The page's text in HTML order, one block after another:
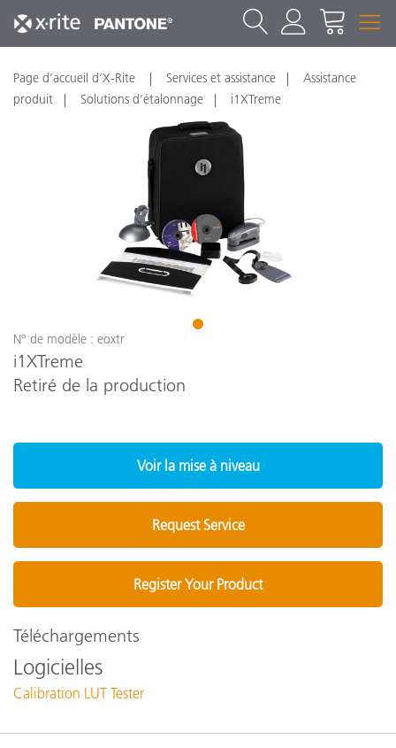
Page d’accueil d’X-Rite Services et assistance
Assistance
produit
Solutions d’étalonnage i1XTreme
1
N° de modèle : eoxtr
i1XTreme
Retiré de la production
Voir la mise à niveau
Request Service
Register Your Product
Téléchargements
Logicielles
Calibration LUT Tester